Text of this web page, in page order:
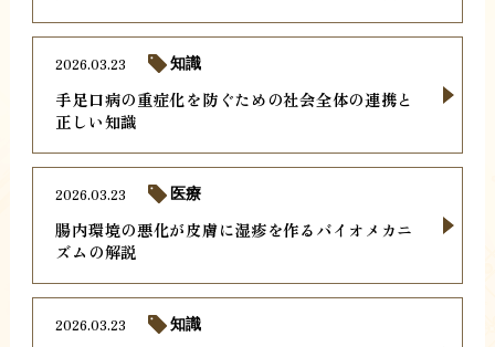
手足口病の重症化を防ぐための社会全体の連携と
正しい知識
2026.03.23 知識
腸内環境の悪化が皮膚に湿疹を作るバイオメカニ
ズムの解説
2026.03.23 医療
2026.03.23 知識